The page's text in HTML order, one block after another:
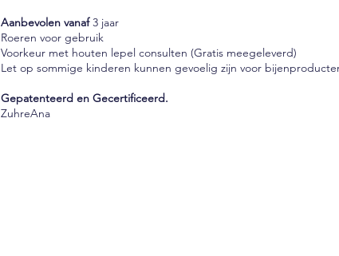
Aanbevolen vanaf3 jaar
Roeren voor gebruik
Voorkeur met houten lepel consulten (Gratis meegeleverd)
Let op sommige kinderen kunnen gevoelig zijn voor
Gepatenteerd en Gecertificeerd.
ZuhreAna